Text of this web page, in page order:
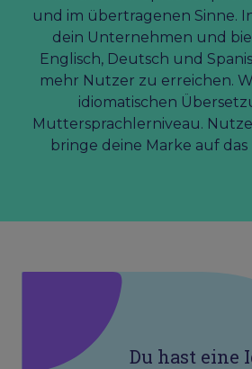
und im übertragenen Sinne.
dein Unternehmen und
Englisch, Deutsch und
mehr Nutzer zu erreichen.
idiomatischen
Muttersprachlerniveau.
bringe deine Marke auf das
Du hast eine